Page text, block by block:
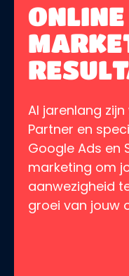
ONLINE
Al jarenlang
Partner en
Google Ads en
marketing om
aanwezigheid
groei van jouw